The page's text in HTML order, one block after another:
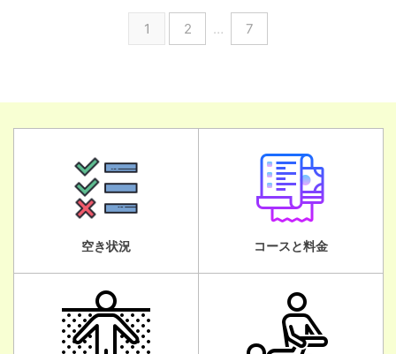
1 2 … 7
空き状況 コースと料金